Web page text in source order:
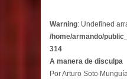
Warning: Undefined
/home/armando/
314
A manera de disculpa
Por Arturo Soto